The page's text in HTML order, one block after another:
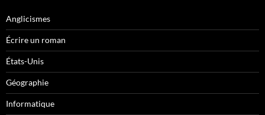
Anglicismes
Écrire un roman
États-Unis
Géographie
Informatique